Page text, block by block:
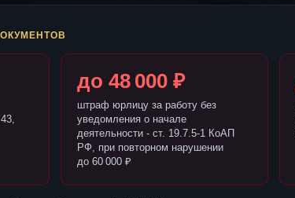
до 48 000 ₽
штраф юрлицу за работу без
уведомления о начале
деятельности - ст. 19.7.5-1 КоАП
РФ, при повторном нарушении
до 60 000 ₽